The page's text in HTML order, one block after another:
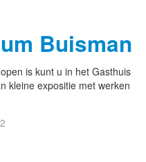
Buisman
is kunt u in het Gasthuis
kleine expositie met werken